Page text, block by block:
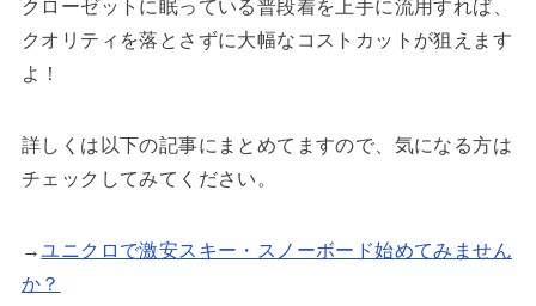
クローゼットに眠っている普段着を上手に流用すれば、
クオリティを落とさずに大幅なコストカットが狙えます
よ！
詳しくは以下の記事にまとめてますので、気になる方は
チェックしてみてください。
→ユニクロで激安スキー・スノーボード始めてみません
か？